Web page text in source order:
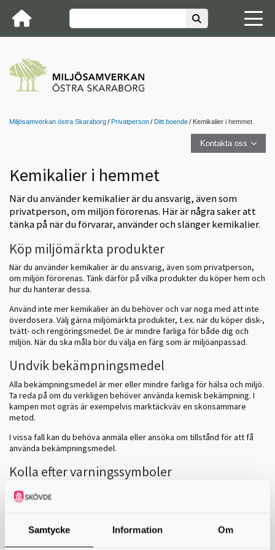
Samtycke Information Om
Miljösamverkan östra Skaraborg Privatperson Ditt boende Kemikalier i hemmet
Kontakta oss
Kemikalier i hemmet
När du använder kemikalier är du ansvarig, även som
privatperson, om miljön förorenas. Här är några saker att
tänka på när du förvarar, använder och slänger kemikalier.
Köp miljömärkta produkter
När du använder kemikalier är du ansvarig, även som privatperson,
om miljön förorenas. Tänk därför på vilka produkter du köper hem och
hur du hanterar dessa.
Använd inte mer kemikalier än du behöver och var noga med att inte
överdosera. Välj gärna miljömärkta produkter, t.ex. när du köper disk-,
tvätt- och rengöringsmedel. De är mindre farliga för både dig och
miljön. När du ska måla bör du välja en färg som är miljöanpassad.
Undvik bekämpningsmedel
Alla bekämpningsmedel är mer eller mindre farliga för hälsa och miljö.
Ta reda på om du verkligen behöver använda kemisk bekämpning. I
kampen mot ogräs är exempelvis marktäckväv en skonsammare
metod.
I vissa fall kan du behöva anmäla eller ansöka om tillstånd för att få
använda bekämpningsmedel.
Kolla efter varningssymboler
Kemikalier som är farliga för miljön eller din hälsa ska vara märkta
med särskilda farosymboler. Undvik att köpa dessa produkter. Om du
produkter.